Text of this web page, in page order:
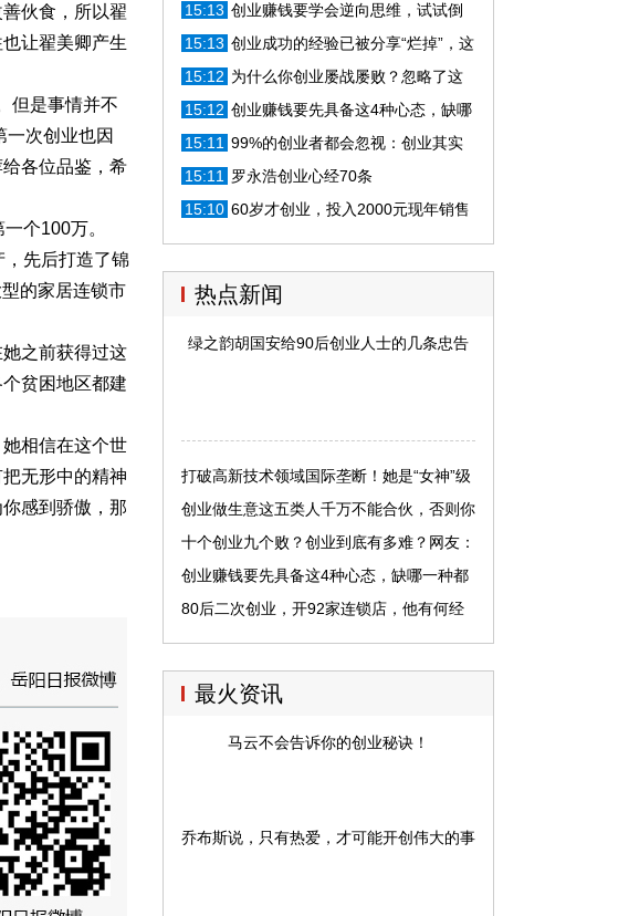
伙食，所以翟
让翟美卿产生
但是事情并不
次创业也因
各位品鉴，希
个100万。
，先后打造了锦
的家居连锁市
之前获得过这
贫困地区都建
相信在这个世
无形中的精神
感到骄傲，那
15:13 创业赚钱要学会逆向思维，试试倒
着走，没有钱你照样可以创业！
15:13 创业成功的经验已被分享“烂掉”，这
几个失败的原因你知道多少？
15:12 为什么你创业屡战屡败？忽略了这
五点失败是迟早的事！
15:12 创业赚钱要先具备这4种心态，缺哪
一种都不行！
15:11 99%的创业者都会忽视：创业其实
是需要做这样的战略分析
15:11
罗永浩创业心经70条
15:10 60岁才创业，投入2000元现年销售
20亿，占据市场半壁江山
热点新闻
绿之韵胡国安给90后创业人士的几条忠告
打破高新技术领域国际垄断！她是“女神”级
女创客领军人
创业做生意这五类人千万不能合伙，否则你
就先失败一半了！
十个创业九个败？创业到底有多难？网友：
一年赔了200万
创业赚钱要先具备这4种心态，缺哪一种都
不行！
80后二次创业，开92家连锁店，他有何经
营秘诀
最火资讯
马云不会告诉你的创业秘诀！
乔布斯说，只有热爱，才可能开创伟大的事业